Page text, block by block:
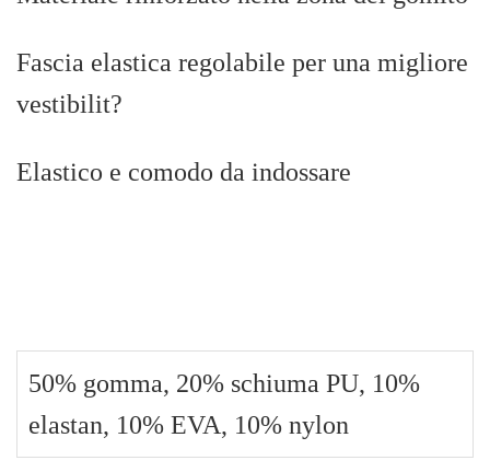
Fascia elastica regolabile per una migliore
vestibilit?
Elastico e comodo da indossare
50% gomma, 20% schiuma PU, 10%
elastan, 10% EVA, 10% nylon